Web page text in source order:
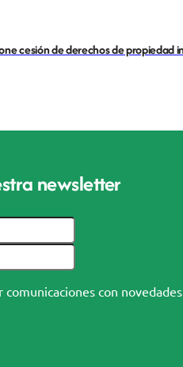
cesión de derechos de propiedad
newsletter
comunicaciones con